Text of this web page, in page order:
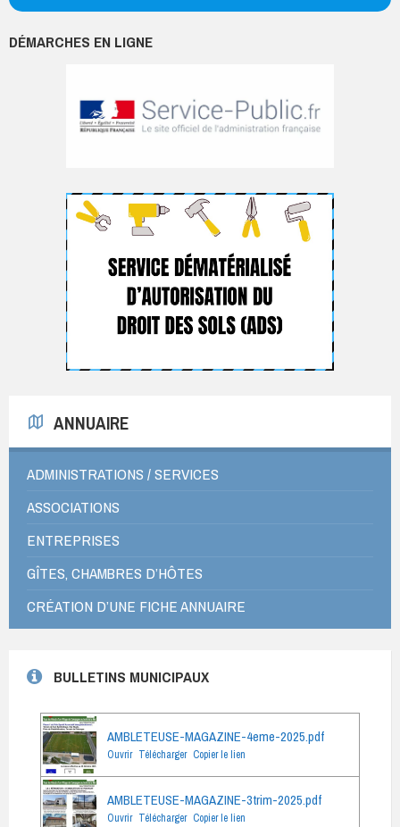
DÉMARCHES EN LIGNE
ANNUAIRE
ADMINISTRATIONS / SERVICES
ASSOCIATIONS
ENTREPRISES
GÎTES, CHAMBRES D’HÔTES
CRÉATION D’UNE FICHE ANNUAIRE
BULLETINS MUNICIPAUX
AMBLETEUSE-MAGAZINE-4eme-2025.pdf
Ouvrir Télécharger Copier le lien
AMBLETEUSE-MAGAZINE-3trim-2025.pdf
Ouvrir Télécharger Copier le lien